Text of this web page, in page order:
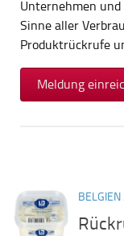
Unternehmen
Sinne aller
Produktrückrufe
Meldung
BELGIEN